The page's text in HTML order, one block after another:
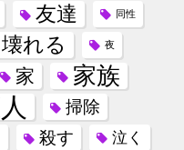
友達 同性
壊れる 夜
家 家族
掃除
殺す 泣く